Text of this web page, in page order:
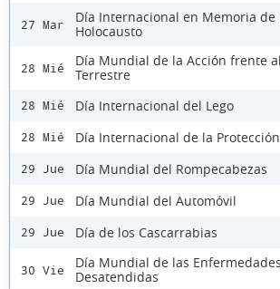
27 Mar
Día Internacional en Memoria de
Holocausto
28 Mié
Día Mundial de la Acción frente
Terrestre
28 Mié Día Internacional del Lego
28 Mié Día Internacional de la
29 Jue Día Mundial del Rompecabezas
29 Jue Día Mundial del Automóvil
29 Jue Día de los Cascarrabias
30 Vie
Día Mundial de las
Desatendidas